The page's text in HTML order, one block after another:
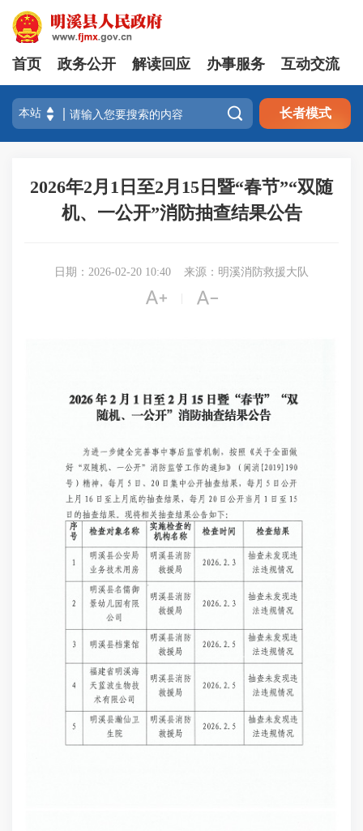
首页 政务公开 解读回应 办事服务 互动交流
 长者模式
2026年2月1日至2月15日暨“春节”“双随
机、一公开”消防抽查结果公告
日期：2026-02-20 10:40 来源：明溪消防救援大队
 